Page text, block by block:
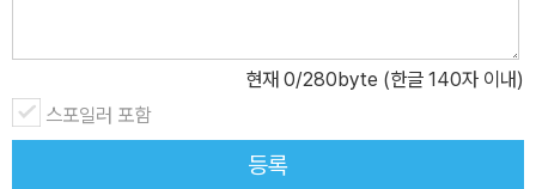
시도하고 경험하게끔 하여 일상에서 작은 변화와 기쁨, 성취감을 느
낄 수 있도록 돕는다. 청소년들이 자기 언어로 들려주는 경험담을 통
해 더 쉽게 공감하고 이해할 수 있는, 비폭력 대화 “쌤, 비폭력 대화
면, 폭력 대화도 있나요?” “역 이름 같아요, 비폭역.”이라고 되묻는
현재 0/280byte (한글 140자 이내)
스포일러 포함
등록